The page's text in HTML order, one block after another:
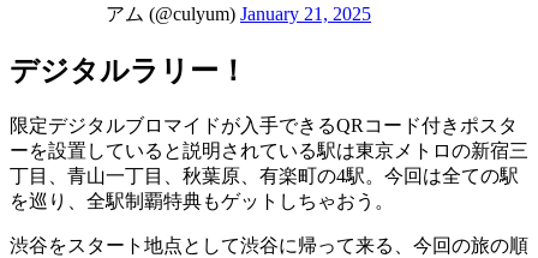
アム (@culyum) January 21, 2025
デジタルラリー！
限定デジタルブロマイドが入手できるQRコード付きポスタ
ーを設置していると説明されている駅は東京メトロの新宿三
丁目、青山一丁目、秋葉原、有楽町の4駅。今回は全ての駅
を巡り、全駅制覇特典もゲットしちゃおう。
渋谷をスタート地点として渋谷に帰って来る、今回の旅の順